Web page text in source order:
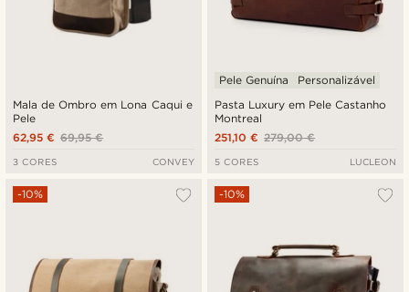
Mala de Ombro em Lona Caqui e
Pele
69,95 €
62,95 €
3 CORES CONVEY
Pasta Luxury em Pele Castanho
Montreal
Pele Genuína Personalizável
279,00 €
251,10 €
5 CORES LUCLEON
-10% -10%